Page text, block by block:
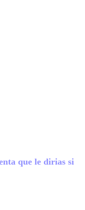
que le dirias si